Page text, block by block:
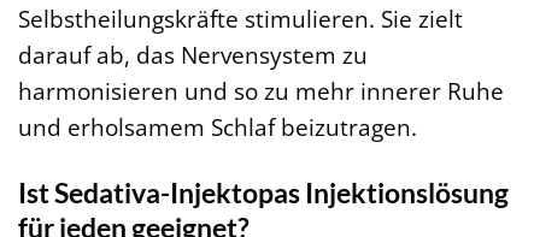
Selbstheilungskräfte stimulieren. Sie zielt
darauf ab, das Nervensystem zu
harmonisieren und so zu mehr innerer Ruhe
und erholsamem Schlaf beizutragen.
Ist Sedativa-Injektopas Injektionslösung
für jeden geeignet?